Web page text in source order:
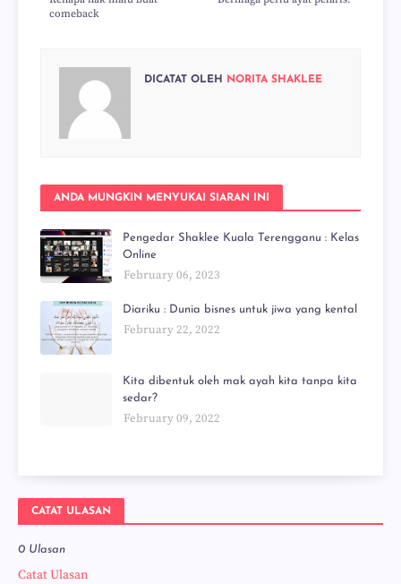
comeback
DICATAT OLEH NORITA SHAKLEE
ANDA MUNGKIN MENYUKAI SIARAN INI
Pengedar Shaklee Kuala Terengganu : Kelas
Online
February 06, 2023
Diariku : Dunia bisnes untuk jiwa yang kental
February 22, 2022
Kita dibentuk oleh mak ayah kita tanpa kita
sedar?
February 09, 2022
CATAT ULASAN
0 Ulasan
Catat Ulasan